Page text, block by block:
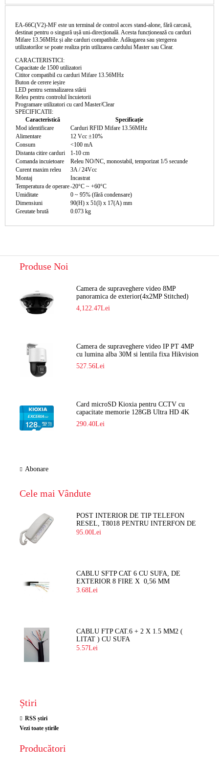
EA-66C(V2)-MF este un terminal de control acces stand-alone, fără carcasă,
destinat pentru o singură ușă uni-direcțională. Acesta funcționează cu carduri
Mifare 13.56MHz și alte carduri compatibile. Adăugarea sau ștergerea
utilizatorilor se poate realiza prin utilizarea cardului Master sau Clear.
CARACTERISTICI:
Capacitate de 1500 utilizatori
Cititor compatibil cu carduri Mifare 13.56MHz
Buton de cerere ieșire
LED pentru semnalizarea stării
Releu pentru controlul încuietorii
Programare utilizatori cu card Master/Clear
SPECIFICATII:
Caracteristică
Specificație
Mod identificare
Carduri RFID Mifare 13.56MHz
Alimentare
12 Vcc ±10%
Consum
<100 mA
Distanta citire carduri
1-10 cm
Comanda incuietoare
Releu NO/NC, monostabil, temporizat 1/5 secunde
Curent maxim releu
3A / 24Vcc
Montaj
Incastrat
Temperatura de operare-20°C ~ +60°C
Umiditate
0 ~ 95% (fără condensare)
Dimensiuni
90(H) x 51(l) x 17(A) mm
Greutate brută
0.073 kg
Produse Noi
Camera de supraveghere video 8MP
panoramica de exterior(4x2MP Stitched)
Navaio NGC-7482PR
4,122.47Lei
Camera de supraveghere video IP PT 4MP
cu lumina alba 30M si lentila fixa Hikvision
DS-2DE2C400SCG-E F1
527.56Lei
Card microSD Kioxia pentru CCTV cu
capacitate memorie 128GB Ultra HD 4K
LMEX2L128GG2
290.40Lei
Abonare
Cele mai Vândute
POST INTERIOR DE TIP TELEFON
RESEL, T8018 PENTRU INTERFON DE
BLOC
95.00Lei
CABLU SFTP CAT 6 CU SUFA, DE
EXTERIOR 8 FIRE X 0,56 MM
3.68Lei
CABLU FTP CAT.6 + 2 X 1.5 MM2 (
LITAT ) CU SUFA
5.57Lei
Știri
RSS știri
Vezi toate știrile
Producători